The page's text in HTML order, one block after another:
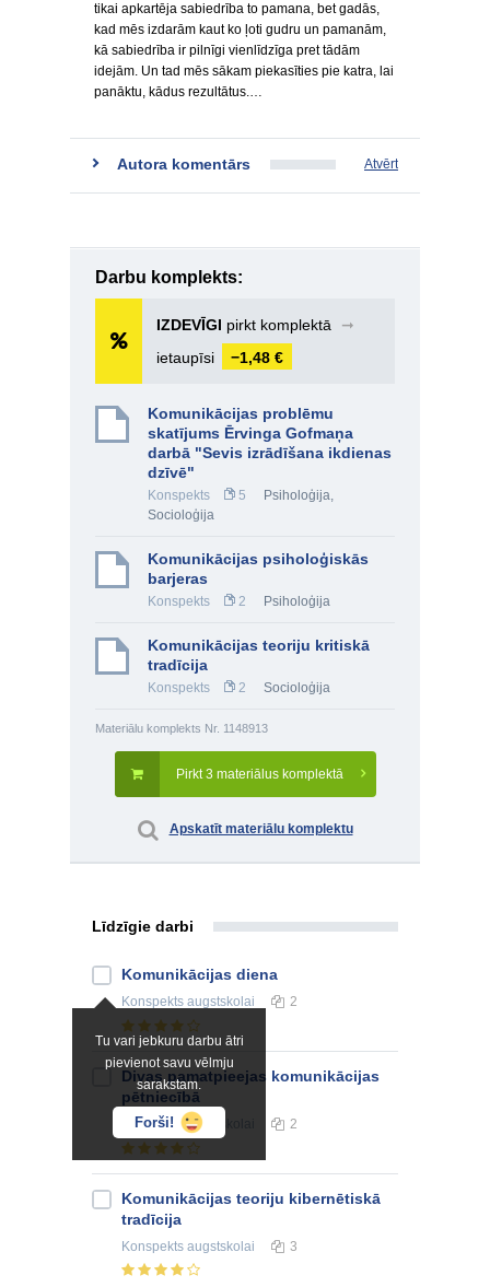
tikai apkartēja sabiedrība to pamana, bet gadās,
kad mēs izdarām kaut ko ļoti gudru un pamanām,
kā sabiedrība ir pilnīgi vienlīdzīga pret tādām
idejām. Un tad mēs sākam piekasīties pie katra, lai
panāktu, kādus rezultātus.…
Autora komentārs Atvērt
Darbu komplekts:
IZDEVĪGI pirkt komplektā
➞
ietaupīsi
−1,48 €
Komunikācijas problēmu
skatījums Ērvinga Gofmaņa
darbā "Sevis izrādīšana ikdienas
dzīvē"
Konspekts 5 Psiholoģija,
Socioloģija
Komunikācijas psiholoģiskās
barjeras
Konspekts 2 Psiholoģija
Komunikācijas teoriju kritiskā
tradīcija
Konspekts 2 Socioloģija
Materiālu komplekts Nr. 1148913
Pirkt 3 materiālus komplektā
Apskatīt materiālu komplektu
Līdzīgie darbi
Tu vari jebkuru darbu ātri
pievienot savu vēlmju
sarakstam.
Forši!
Komunikācijas diena
Konspekts augstskolai 2
Divas pamatpieejas komunikācijas
pētniecībā
Konspektsaugstskolai 2
Komunikācijas teoriju kibernētiskā
tradīcija
Konspekts augstskolai 3